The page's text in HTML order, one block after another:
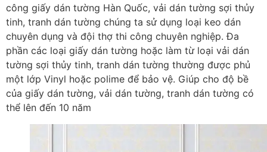
công giấy dán tường Hàn Quốc, vải dán tường sợi thủy
tinh, tranh dán tường chúng ta sử dụng loại keo dán
chuyên dụng và đội thợ thi công chuyên nghiệp. Đa
phần các loại giấy dán tường hoặc làm từ loại vải dán
tường sợi thủy tinh, tranh dán tường thường được phủ
một lớp Vinyl hoặc polime để bảo vệ. Giúp cho độ bề
của giấy dán tường, vải dán tường, tranh dán tường có
thể lên đến 10 năm